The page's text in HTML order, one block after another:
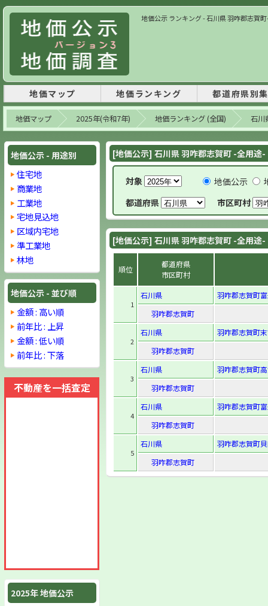
地価公示 ランキング - 石川県 羽咋郡志賀
地価マップ 地価ランキング 都道府県別
地価マップ 2025年(令和7年) 地価ランキング (全国) 石川
地価公示 - 用途別
住宅地
商業地
工業地
宅地見込地
区域内宅地
準工業地
林地
地価公示 - 並び順
金額 : 高い順
前年比 : 上昇
金額 : 低い順
前年比 : 下落
不動産を一括査定
2025年 地価公示
[地価公示] 石川県 羽咋郡志賀町 -全用途-
対象 地価公示
都道府県
市区町村
[地価公示] 石川県 羽咋郡志賀町 -全用途
順位
都道府県
市区町村
1
石川県
羽咋郡志賀町
羽咋郡志賀町
2
石川県
羽咋郡志賀町
羽咋郡志賀町
3
石川県
羽咋郡志賀町
羽咋郡志賀町
4
石川県
羽咋郡志賀町
羽咋郡志賀町
5
石川県
羽咋郡志賀町
羽咋郡志賀町